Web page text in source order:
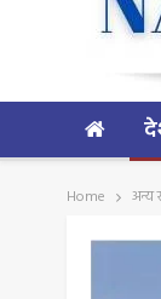
Home अन्य